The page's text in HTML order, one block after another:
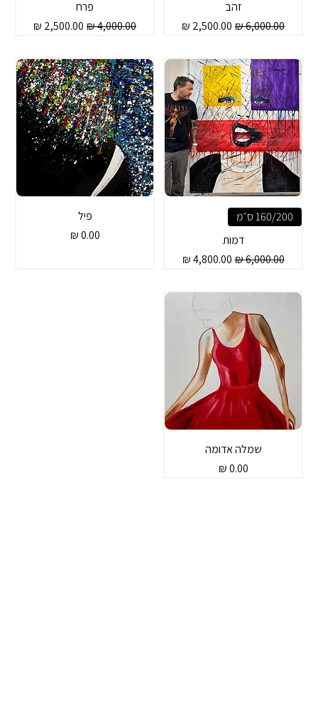
זהב
מחיר רגיל
מחיר מבצע
פרח
מחיר רגיל
מחיר מבצע
160/200 ס״מ
דמות
מחיר רגיל‏6,000.00 ‏₪ מחיר מבצע
פיל
מחיר
שמלה אדומה
מחיר